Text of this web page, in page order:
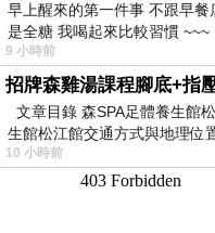
早上醒來的第一件事 不跟早
是全糖 我喝起來比較習慣 ~~~
9 小時前
文章目錄 森SPA足體養生館
生館松江館交通方式與地理位
10 小時前